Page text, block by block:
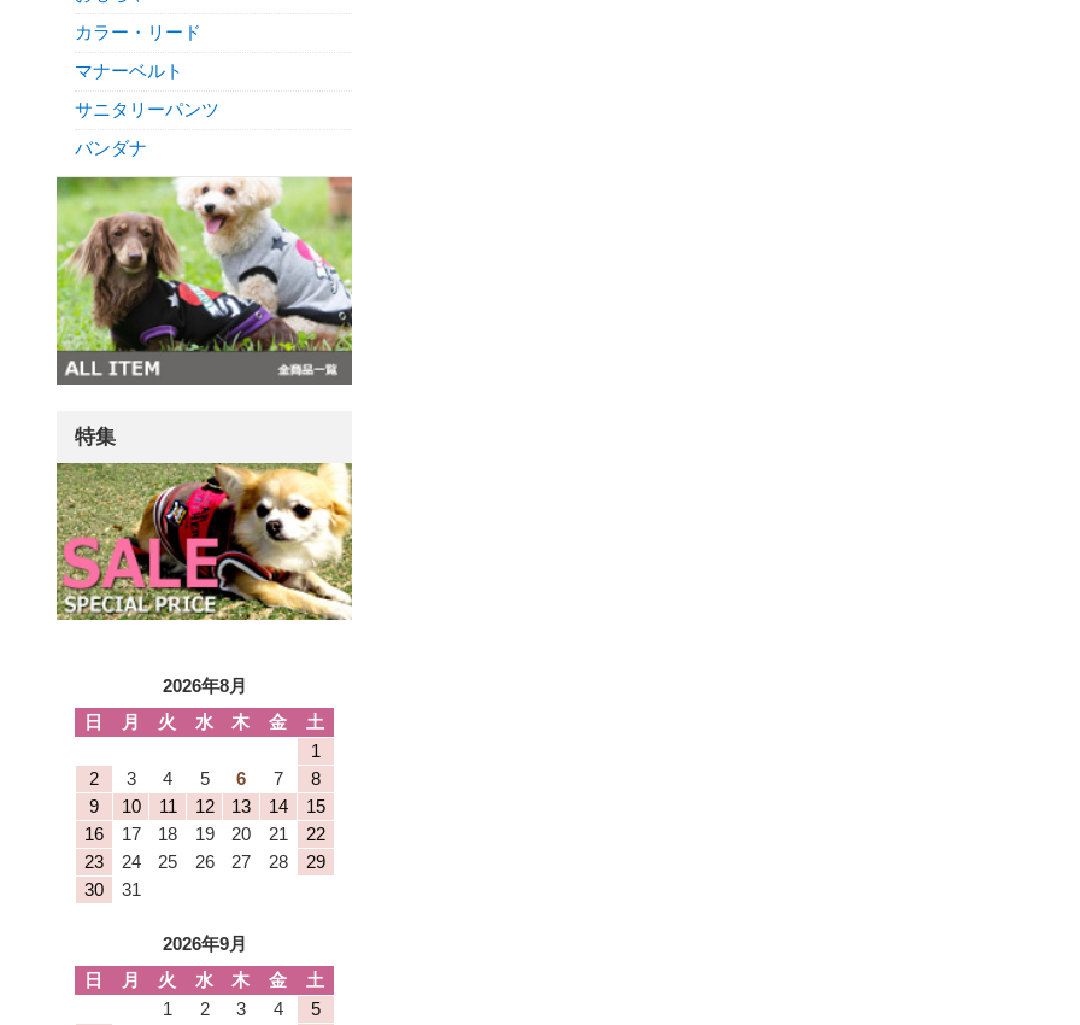
カラー・リード
マナーベルト
サニタリーパンツ
バンダナ
特集
2026年8月
日
月 火 水 木 金
土
1
2
3 4 5 6 7
8
9
10 11 12 13 14
15
16
17 18 19 20 21
22
23
24 25 26 27 28
29
30
31
2026年9月
日
月 火 水 木 金
土
1
2 3 4
5